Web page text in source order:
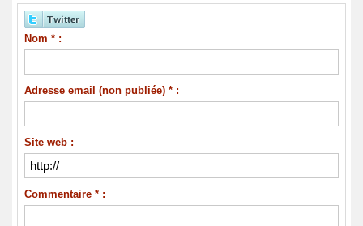
Nom * :
Adresse email (non publiée) * :
Site web :
Commentaire * :